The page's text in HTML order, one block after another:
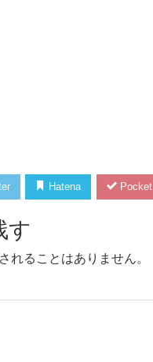
Hatena Pocket
す
れることはありません。